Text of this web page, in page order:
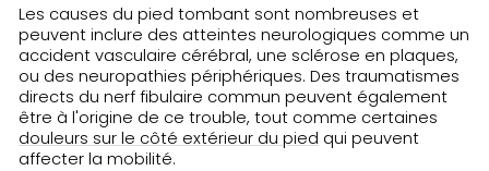
Les causes du pied tombant sont nombreuses et
peuvent inclure des atteintes neurologiques comme un
accident vasculaire cérébral, une sclérose en plaques,
ou des neuropathies périphériques. Des traumatismes
directs du nerf fibulaire commun peuvent également
être à l'origine de ce trouble, tout comme certaines
douleurs sur le côté extérieur du pied qui peuvent
affecter la mobilité.